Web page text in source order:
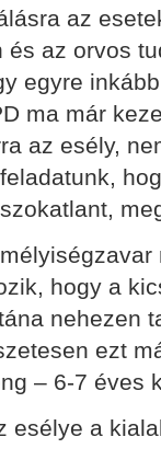
az
és az orvos
egyre
ma már
az esély,
hogy a
nehezen
ezt
– 6-7 éves
esélye a